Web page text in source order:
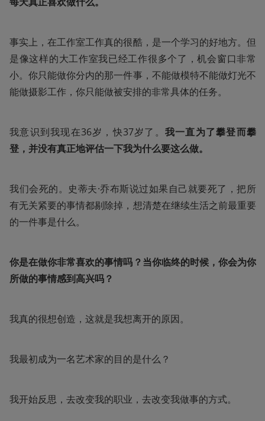
事实上，在工作室工作真的很酷，是一个学习的好地方。但
是像这样的大工作室我已经工作很多个了，机会窗口非常
小。你只能做你分内的那一件事，不能做模特不能做灯光不
能做摄影工作，你只能做被安排的非常具体的任务。
我意识到我现在36岁，快37岁了。 我一直为了攀登而攀
登，并没有真正地评估一下我为什么要这么做。
我们会死的。史蒂夫·乔布斯说过如果自己就要死了，把所
有无关紧要的事情都剔除掉，想清楚在继续生活之前最重要
的一件事是什么。
你是在做你非常喜欢的事情吗？当你临终的时候，你会为你
所做的事情感到高兴吗？
我真的很想创造，这就是我想离开的原因。
我最初成为一名艺术家的目的是什么？
我开始反思，去改变我的职业，去改变我做事的方式。